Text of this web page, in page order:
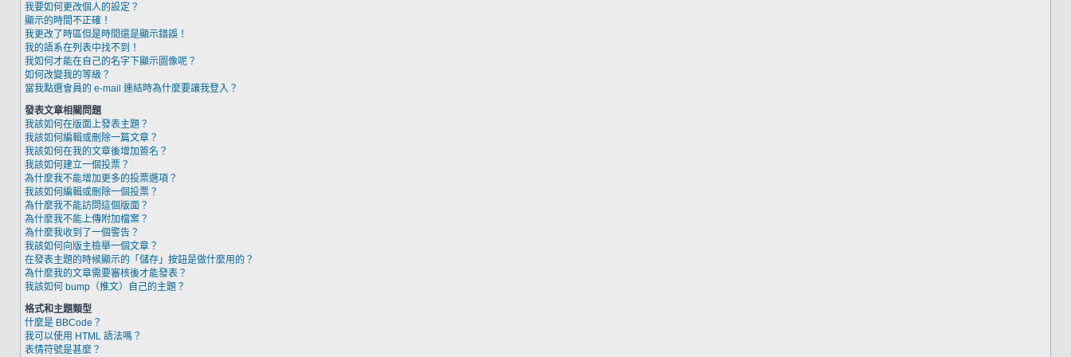
我要如何更改個人的設定？
顯示的時間不正確！
我更改了時區但是時間還是顯示錯誤！
我的語系在列表中找不到！
我如何才能在自己的名字下顯示圖像呢？
如何改變我的等級？
當我點選會員的 e-mail 連結時為什麼要讓我登入？
發表文章相關問題
我該如何在版面上發表主題？
我該如何編輯或刪除一篇文章？
我該如何在我的文章後增加簽名？
我該如何建立一個投票？
為什麼我不能增加更多的投票選項？
我該如何編輯或刪除一個投票？
為什麼我不能訪問這個版面？
為什麼我不能上傳附加檔案？
為什麼我收到了一個警告？
我該如何向版主檢舉一個文章？
在發表主題的時候顯示的「儲存」按鈕是做什麼用的？
為什麼我的文章需要審核後才能發表？
我該如何 bump（推文）自己的主題？
格式和主題類型
什麼是 BBCode？
我可以使用 HTML 語法嗎？
表情符號是甚麼？